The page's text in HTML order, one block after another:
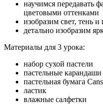
научимся передавать
цветовыми оттенками
изобразим свет, тень и
детально изобразим
Материалы для 3 урока:
набор сухой пастели
пастельные карандаши
пастельная бумага
ластик
влажные салфетки